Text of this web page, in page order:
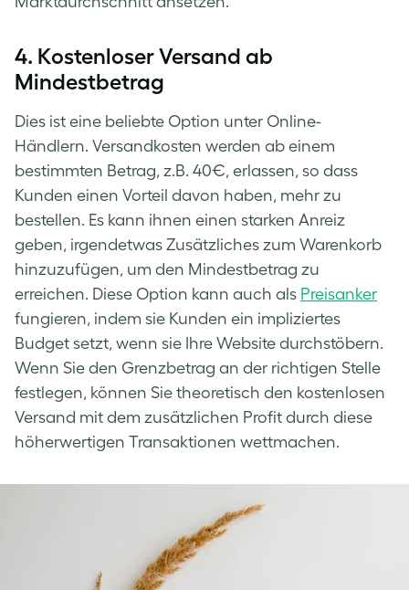
4. Kostenloser Versand ab
Mindestbetrag
Dies ist eine beliebte Option unter Online-
Händlern. Versandkosten werden ab einem
bestimmten Betrag, z.B. 40€, erlassen, so dass
Kunden einen Vorteil davon haben, mehr zu
bestellen. Es kann ihnen einen starken Anreiz
geben, irgendetwas Zusätzliches zum Warenkorb
hinzuzufügen, um den Mindestbetrag zu
erreichen. Diese Option kann auch als Preisanker
fungieren, indem sie Kunden ein impliziertes
Budget setzt, wenn sie Ihre Website durchstöbern.
Wenn Sie den Grenzbetrag an der richtigen Stelle
festlegen, können Sie theoretisch den kostenlosen
Versand mit dem zusätzlichen Profit durch diese
höherwertigen Transaktionen wettmachen.